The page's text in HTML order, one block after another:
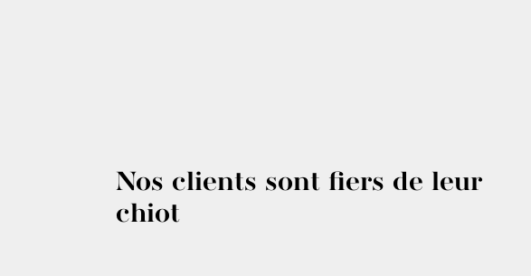
Nos clients sont fiers de leur
chiot